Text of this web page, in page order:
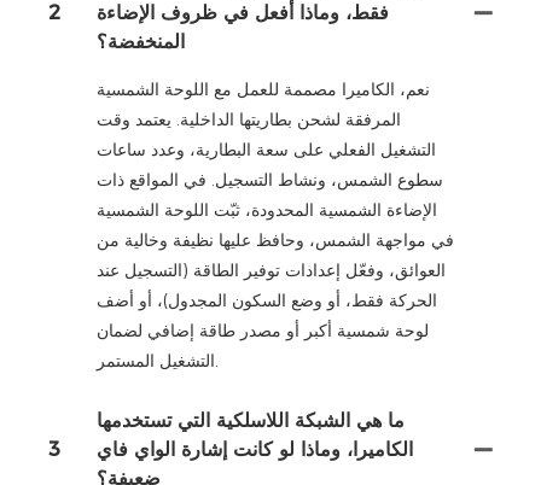
2
فقط، وماذا أفعل في ظروف الإضاءة
المنخفضة؟
نعم، الكاميرا مصممة للعمل مع اللوحة الشمسية
المرفقة لشحن بطاريتها الداخلية. يعتمد وقت
التشغيل الفعلي على سعة البطارية، وعدد ساعات
سطوع الشمس، ونشاط التسجيل. في المواقع ذات
الإضاءة الشمسية المحدودة، ثبّت اللوحة الشمسية
في مواجهة الشمس، وحافظ عليها نظيفة وخالية من
العوائق، وفعّل إعدادات توفير الطاقة (التسجيل عند
الحركة فقط، أو وضع السكون المجدول)، أو أضف
لوحة شمسية أكبر أو مصدر طاقة إضافي لضمان
التشغيل المستمر.
3
ما هي الشبكة اللاسلكية التي تستخدمها
الكاميرا، وماذا لو كانت إشارة الواي فاي
ضعيفة؟